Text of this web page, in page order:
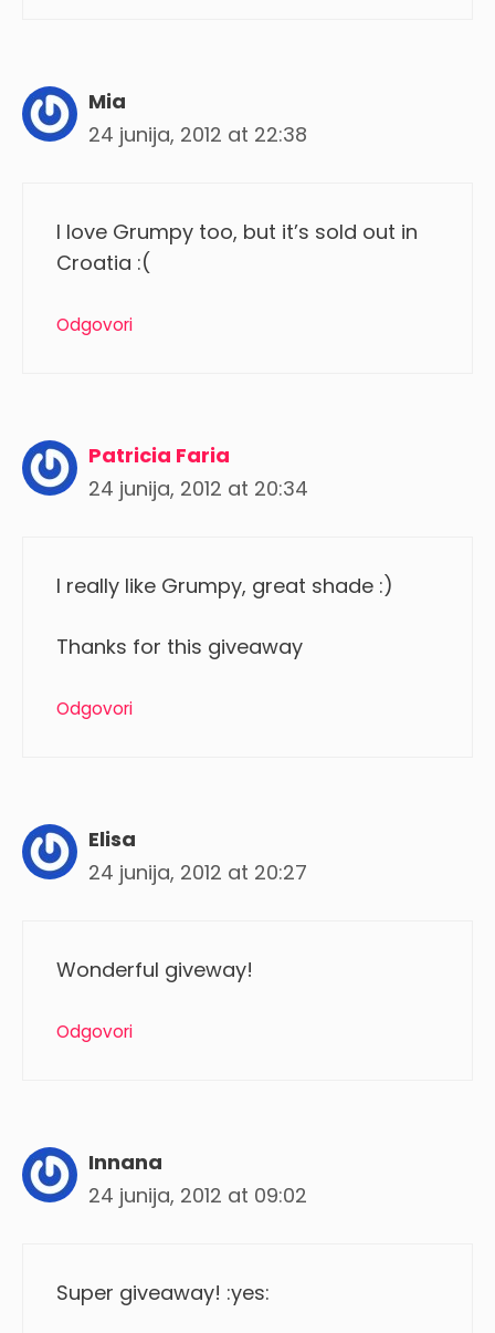
Mia
24 junija, 2012 at 22:38
I love Grumpy too, but it’s sold out in
Croatia :(
Odgovori
Patricia Faria
24 junija, 2012 at 20:34
I really like Grumpy, great shade :)
Thanks for this giveaway
Odgovori
Elisa
24 junija, 2012 at 20:27
Wonderful giveway!
Odgovori
Innana
24 junija, 2012 at 09:02
Super giveaway! :yes: